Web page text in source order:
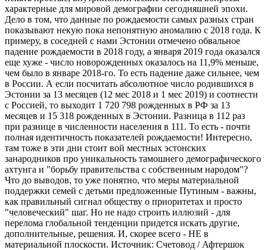
характерные для мировой демографии сегодняшней эпохи.
Дело в том, что данные по рождаемости самых разных стран
показывают некую пока непонятную аномалию с 2018 года. К
примеру, в соседней с нами Эстонии отмечено обвальное
падение рождаемости в 2018 году, а января 2019 года оказался
еще хуже - число новорожденных оказалось на 11,9% меньше,
чем было в январе 2018-го. То есть падение даже сильнее, чем
в России. А если посчитать абсолютное число родившихся в
Эстонии за 13 месяцев (12 мес 2018 и 1 мес 2019) и соотнести
с Россией, то выходит 1 720 798 рожденных в РФ за 13
месяцев и 15 318 рожденных в Эстонии. Разница в 112 раз
при разнице в численности населения в 111. То есть - почти
полная идентичность показателей рождаемости! Интересно,
там тоже в эти дни стоит вой местных эстонских
занародников про уникальность тамошнего демографического
ахтунга и "борьбу правительства с собственным народом"?
Что до выводов, то уже понятно, что меры материальной
поддержки семей с детьми предложенные Путиным - важны,
как правильный сигнал обществу о приоритетах и просто
"человеческий" шаг. Но не надо строить иллюзий - для
перелома глобальной тенденции придется искать другие,
дополнительные, решения. И, скорее всего - НЕ в
материальной плоскости. Источник: Счетовод / Афтершок